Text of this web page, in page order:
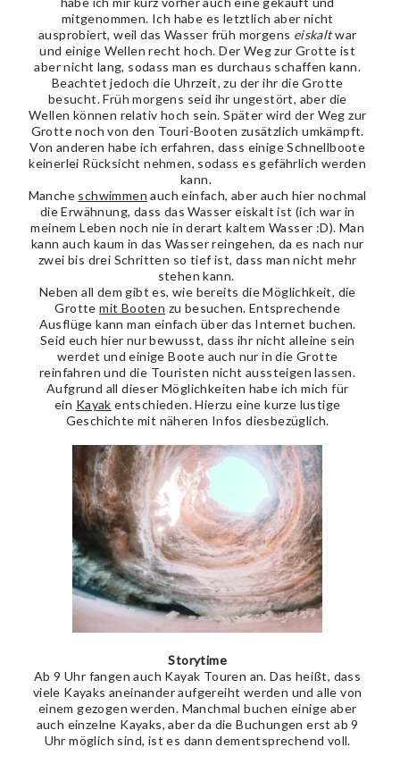
mitgenommen. Ich habe es letztlich aber nicht
ausprobiert, weil das Wasser früh morgens eiskaltwar
und einige Wellen recht hoch. Der Weg zur Grotte ist
aber nicht lang, sodass man es durchaus schaffen kann.
Beachtet jedoch die Uhrzeit, zu der ihr die Grotte
besucht. Früh morgens seid ihr ungestört, aber die
Wellen können relativ hoch sein. Später wird der Weg zur
Grotte noch von den Touri-Booten zusätzlich umkämpft.
Von anderen habe ich erfahren, dass einige Schnellboote
keinerlei Rücksicht nehmen, sodass es gefährlich werden
kann.
Manche schwimmen auch einfach, aber auch hier nochmal
die Erwähnung, dass das Wasser eiskalt ist (ich war in
meinem Leben noch nie in derart kaltem Wasser :D). Man
kann auch kaum in das Wasser reingehen, da es nach nur
zwei bis drei Schritten so tief ist, dass man nicht mehr
stehen kann.
Neben all dem gibt es, wie bereits die Möglichkeit, die
Grottemit Booten zu besuchen. Entsprechende
Ausflüge kann man einfach über das Internet buchen.
Seid euch hier nur bewusst, dass ihr nicht alleine sein
werdet und einige Boote auch nur in die Grotte
reinfahren und die Touristen nicht aussteigen lassen.
Aufgrund all dieser Möglichkeiten habe ich mich für
ein Kayak entschieden. Hierzu eine kurze lustige
Geschichte mit näheren Infos diesbezüglich.
Storytime
Ab 9 Uhr fangen auch Kayak Touren an. Das heißt, dass
viele Kayaks aneinander aufgereiht werden und alle von
einem gezogen werden. Manchmal buchen einige aber
auch einzelne Kayaks, aber da die Buchungen erst ab 9
Uhr möglich sind, ist es dann dementsprechend voll.